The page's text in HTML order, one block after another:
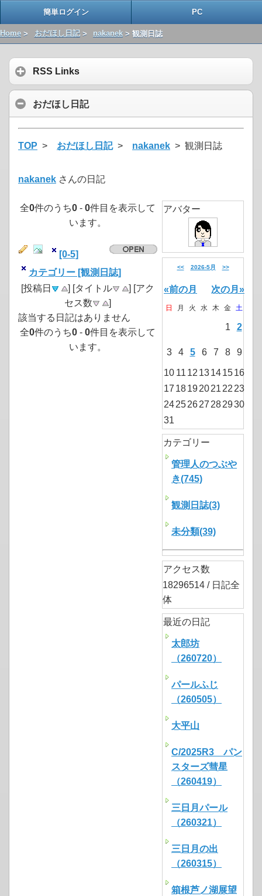
簡単ログイン PC
Home > おだほし日記> nakanek > 観測日誌
RSS Links
おだほし日記
TOP > おだほし日記> nakanek > 観測日誌
nakanek さんの日記
全0件のうち0 - 0件目を表示して
います。
[0-5]
カテゴリー [観測日誌]
[投稿日
] [タイトル
] [アク
セス数
]
該当する日記はありません
全0件のうち0 - 0件目を表示して
います。
アバター
<< 2026-5月 >>
«前の月 次の月»
日 月 火 水 木 金 土
1 2
3 4 5 6 7 8 9
10 11 12 13141516
17 18192021 22 23
24252627 282930
31
カテゴリー
管理人のつぶや
き(745)
観測日誌(3)
未分類(39)
アクセス数
18296514 / 日記全
体
最近の日記
太郎坊
（260720）
パールふじ
（260505）
大平山
C/2025R3 パン
スターズ彗星
（260419）
三日月パール
（260321）
三日月の出
（260315）
箱根芦ノ湖展望